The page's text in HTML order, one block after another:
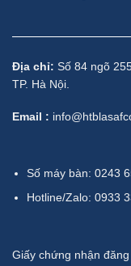
Địa chỉ: Số 84 ngõ
TP. Hà Nội.
Email :
Số máy bàn: 0243
Hotline/Zalo: 0933
Giấy chứng nhận